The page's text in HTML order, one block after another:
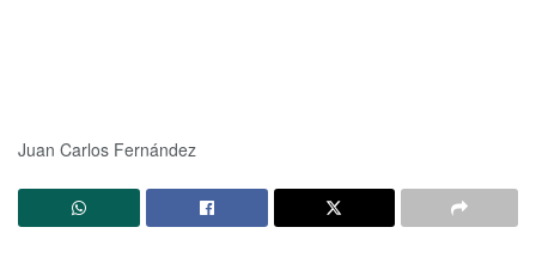
Juan Carlos Fernández